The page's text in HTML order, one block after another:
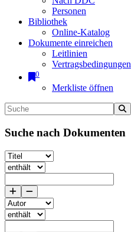
Personen
Bibliothek
Online-Katalog
Dokumente einreichen
Leitlinien
Vertragsbedingungen
0
Merkliste öffnen
Suche nach Dokumenten